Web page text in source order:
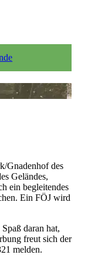
Gnadenhof des
Geländes,
ein begleitendes
Ein FÖJ wird
daran hat,
freut sich der
melden.